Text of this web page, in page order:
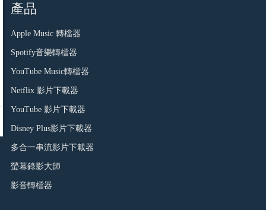
產品
Apple Music 轉檔器
Spotify音樂轉檔器
YouTube Music轉檔器
Netflix 影片下載器
YouTube 影片下載器
Disney Plus影片下載器
多合一串流影片下載器
螢幕錄影大師
影音轉檔器